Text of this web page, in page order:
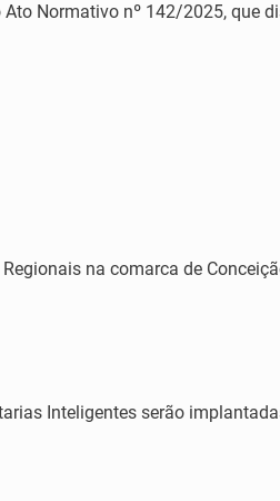
Ato Normativo nº 142/2025,
na comarca de
Inteligentes serão